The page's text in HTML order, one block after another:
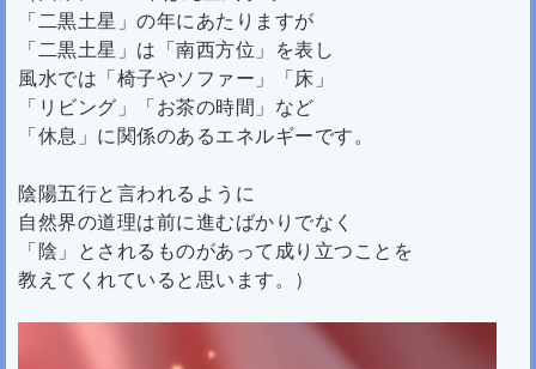
「二黒土星」の年にあたりますが
「二黒土星」は「南西方位」を表し
風水では「椅子やソファー」「床」
「リビング」「お茶の時間」など
「休息」に関係のあるエネルギーです。
陰陽五行と言われるように
自然界の道理は前に進むばかりでなく
「陰」とされるものがあって成り立つことを
教えてくれていると思います。）